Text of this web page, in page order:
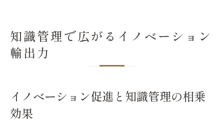
知的財産を守るための実践知識活用法
イノベーションと知的財産の連携強化策
知識管理を活かした知的財産対策の基本
知識の共有が知的財産保護に果たす役割
知識管理で広がるイノベーション
輸出力
イノベーション促進と知識管理の相乗
効果